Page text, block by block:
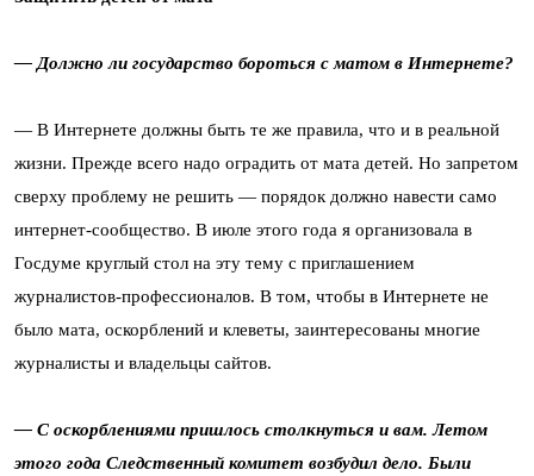
— Должно ли государство бороться с матом в Интернете?
— В Интернете должны быть те же правила, что и в реальной
жизни. Прежде всего надо оградить от мата детей. Но запретом
сверху проблему не решить — порядок должно навести само
интернет-сообщество. В июле этого года я организовала в
Госдуме круглый стол на эту тему с приглашением
журналистов-профессионалов. В том, чтобы в Интернете не
было мата, оскорблений и клеветы, заинтересованы многие
журналисты и владельцы сайтов.
— С оскорблениями пришлось столкнуться и вам. Летом
этого года Следственный комитет возбудил дело. Были